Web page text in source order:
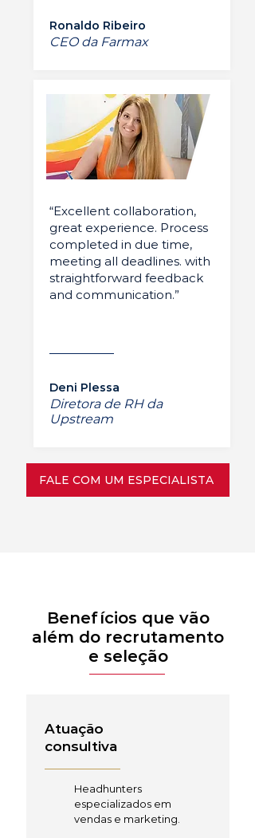
Ronaldo Ribeiro
CEO da Farmax
“Excellent collaboration,
great experience. Process
completed in due time,
meeting all deadlines. with
straightforward feedback
and communication.”
Deni Plessa
Diretora de RH da
Upstream
FALE COM UM ESPECIALISTA
Benefícios que vão
além do recrutamento
e seleção
Atuação
consultiva
Headhunters
especializados em
vendas e marketing.